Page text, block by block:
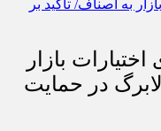
بازار
در حمایت